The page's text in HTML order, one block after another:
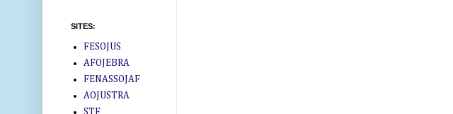
SITES:
FESOJUS
AFOJEBRA
FENASSOJAF
AOJUSTRA
STF